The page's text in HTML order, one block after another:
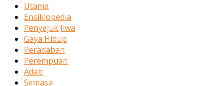
Utama
Ensiklopedia
Penyejuk Jiwa
Gaya Hidup
Peradaban
Perempuan
Adab
Semasa